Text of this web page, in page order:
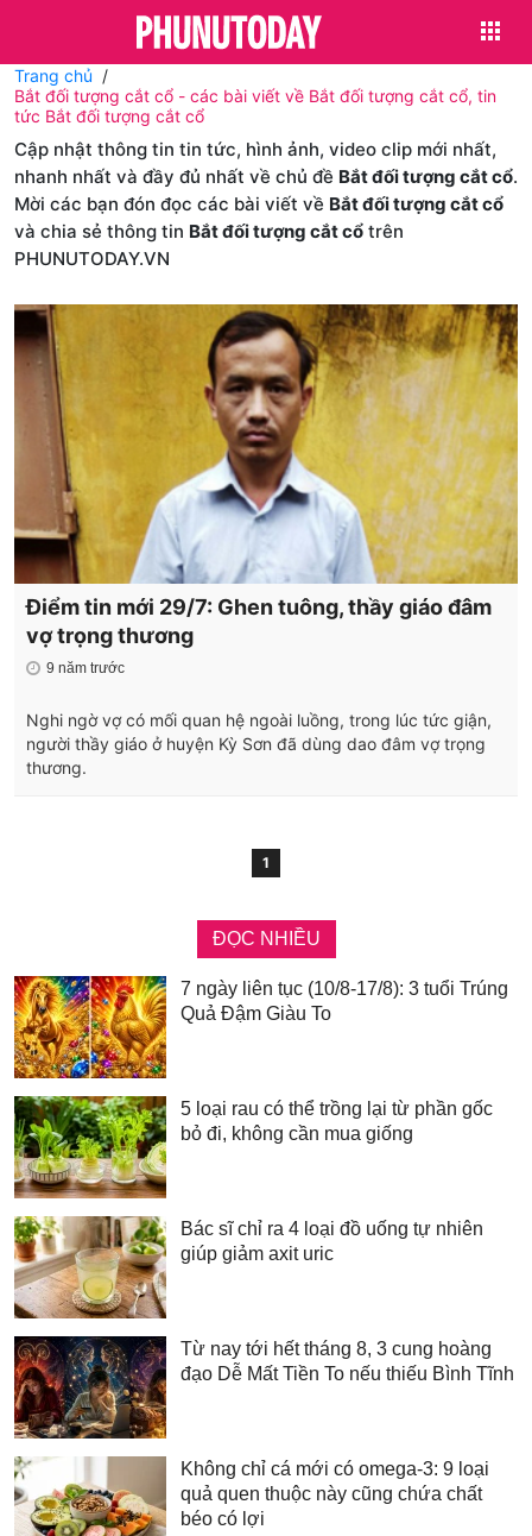
Trang chủ
Bắt đối tượng cắt cổ - các bài viết về Bắt đối tượng cắt cổ, tin
tức Bắt đối tượng cắt cổ
Cập nhật thông tin tin tức, hình ảnh, video clip mới nhất,
nhanh nhất và đầy đủ nhất về chủ đề Bắt đối tượng cắt cổ.
Mời các bạn đón đọc các bài viết về Bắt đối tượng cắt cổ
và chia sẻ thông tin Bắt đối tượng cắt cổ trên
PHUNUTODAY.VN
Điểm tin mới 29/7: Ghen tuông, thầy giáo đâm
vợ trọng thương
9 năm trước
Nghi ngờ vợ có mối quan hệ ngoài luồng, trong lúc tức giận,
người thầy giáo ở huyện Kỳ Sơn đã dùng dao đâm vợ trọng
thương.
1
ĐỌC NHIỀU
7 ngày liên tục (10/8-17/8): 3 tuổi Trúng
Quả Đậm Giàu To
5 loại rau có thể trồng lại từ phần gốc
bỏ đi, không cần mua giống
Bác sĩ chỉ ra 4 loại đồ uống tự nhiên
giúp giảm axit uric
Từ nay tới hết tháng 8, 3 cung hoàng
đạo Dễ Mất Tiền To nếu thiếu Bình Tĩnh
Không chỉ cá mới có omega-3: 9 loại
quả quen thuộc này cũng chứa chất
béo có lợi